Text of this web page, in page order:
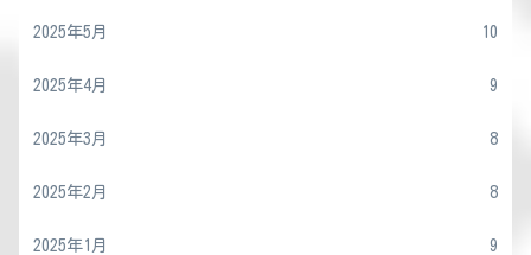
2025年5月 10
2025年4月 9
2025年3月 8
2025年2月 8
2025年1月 9